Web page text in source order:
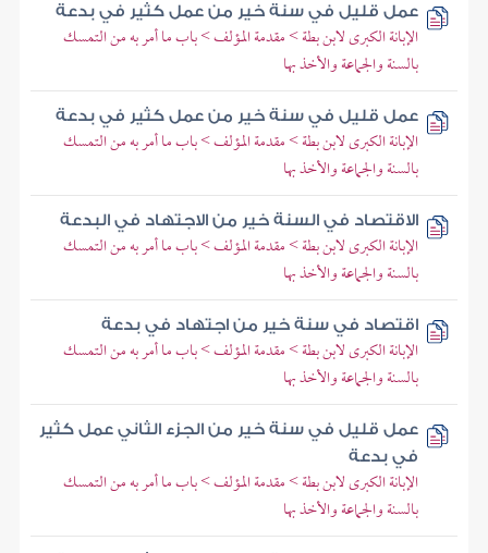
عمل قليل في سنة خير من عمل كثير في بدعة
الإبانة الكبرى لابن بطة > مقدمة المؤلف > باب ما أمر به من التمسك
بالسنة والجماعة والأخذ بها
عمل قليل في سنة خير من عمل كثير في بدعة
الإبانة الكبرى لابن بطة > مقدمة المؤلف > باب ما أمر به من التمسك
بالسنة والجماعة والأخذ بها
الاقتصاد في السنة خير من الاجتهاد في البدعة
الإبانة الكبرى لابن بطة > مقدمة المؤلف > باب ما أمر به من التمسك
بالسنة والجماعة والأخذ بها
اقتصاد في سنة خير من اجتهاد في بدعة
الإبانة الكبرى لابن بطة > مقدمة المؤلف > باب ما أمر به من التمسك
بالسنة والجماعة والأخذ بها
عمل قليل في سنة خير من الجزء الثاني عمل كثير
في بدعة
الإبانة الكبرى لابن بطة > مقدمة المؤلف > باب ما أمر به من التمسك
بالسنة والجماعة والأخذ بها